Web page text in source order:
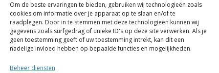
Om de beste ervaringen te bieden, gebruiken wij technologieën zoals
cookies om informatie over je apparaat op te slaan en/of te
raadplegen. Door in te stemmen met deze technologieën kunnen wij
gegevens zoals surfgedrag of unieke ID's op deze site verwerken. Als je
geen toestemming geeft of uw toestemming intrekt, kan dit een
nadelige invloed hebben op bepaalde functies en mogelijkheden.
Beheer diensten
“Voor de mooiste Blues, Rock, Roots &
Americana”
Copyright 2019 – 2026 Bluestown Music – All